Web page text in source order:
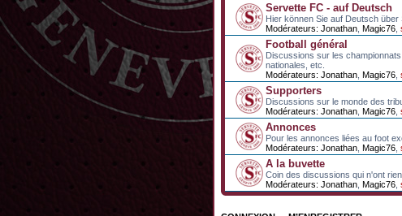
Servette FC - auf Deutsch
Hier können Sie auf Deutsch
Modérateurs: Jonathan Magic76
Football général
Discussions sur les
nationales, etc.
Modérateurs: Jonathan Magic76
Supporters
Discussions sur le monde des
Modérateurs: Jonathan Magic76
Annonces
Pour les annonces liées au foot
Modérateurs: Jonathan Magic76
A la buvette
Coin des discussions qui n'ont
Modérateurs: Jonathan Magic76